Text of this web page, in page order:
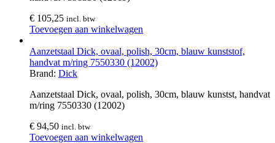
€ 105,25 incl. btw
Toevoegen aan winkelwagen
Aanzetstaal Dick, ovaal, polish, 30cm, blauw kunststof,
handvat m/ring 7550330 (12002)
Brand: Dick
Aanzetstaal Dick, ovaal, polish, 30cm, blauw kunstst, handvat
m/ring 7550330 (12002)
€ 94,50 incl. btw
Toevoegen aan winkelwagen